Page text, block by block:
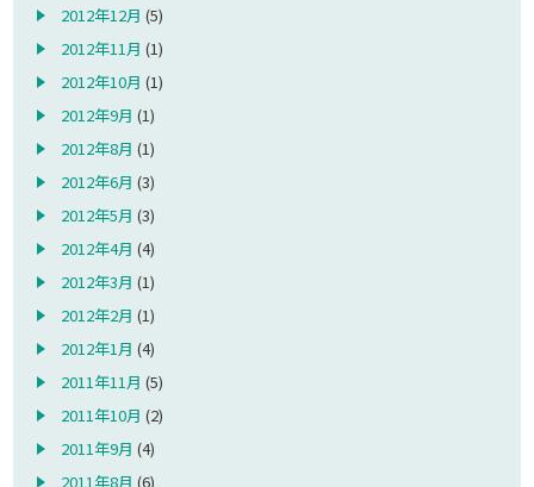
2012年12月 (5)
2012年11月 (1)
2012年10月 (1)
2012年9月 (1)
2012年8月 (1)
2012年6月 (3)
2012年5月 (3)
2012年4月 (4)
2012年3月 (1)
2012年2月 (1)
2012年1月 (4)
2011年11月 (5)
2011年10月 (2)
2011年9月 (4)
2011年8月 (6)